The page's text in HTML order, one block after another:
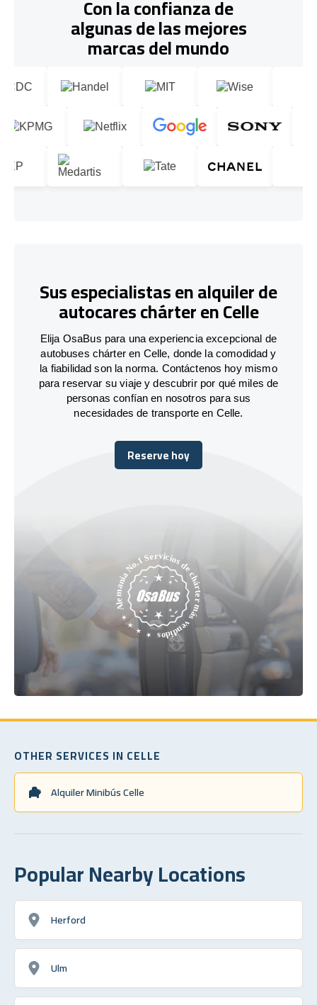
Con la confianza de
algunas de las mejores
marcas del mundo
Sus especialistas en alquiler de
autocares chárter en Celle
Elija OsaBus para una experiencia excepcional de
autobuses chárter en Celle, donde la comodidad y
la fiabilidad son la norma. Contáctenos hoy mismo
para reservar su viaje y descubrir por qué miles de
personas confían en nosotros para sus
necesidades de transporte en Celle.
Reserve hoy
Reserve hoy
OTHER SERVICES IN CELLE
Alquiler Minibús Celle
Popular Nearby Locations
Herford
Ulm